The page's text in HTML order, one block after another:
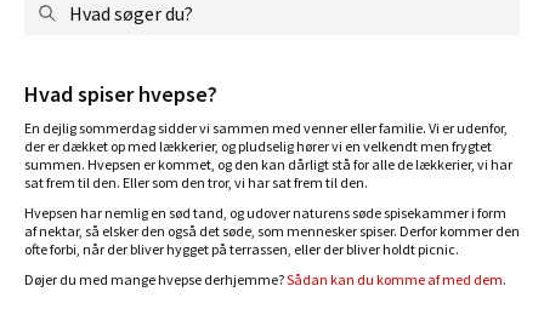
Hvad søger du?
Hvad spiser hvepse?
En dejlig sommerdag sidder vi sammen med venner eller familie. Vi er udenfor,
der er dækket op med lækkerier, og pludselig hører vi en velkendt men frygtet
summen. Hvepsen er kommet, og den kan dårligt stå for alle de lækkerier, vi har
sat frem til den. Eller som den tror, vi har sat frem til den.
Hvepsen har nemlig en sød tand, og udover naturens søde spisekammer i form
af nektar, så elsker den også det søde, som mennesker spiser. Derfor kommer den
ofte forbi, når der bliver hygget på terrassen, eller der bliver holdt picnic.
Døjer du med mange hvepse derhjemme?Sådan kan du komme af med dem.